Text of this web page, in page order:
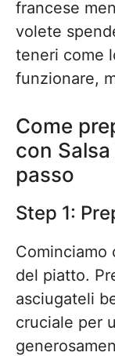
francese
volete
teneri come
funzionare,
Come
con
passo
Step 1:
Cominciamo
del piatto.
asciugateli
cruciale per